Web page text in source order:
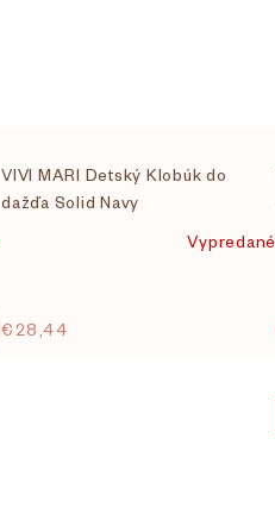
VIVI MARI Detský Klobúk do
dažďa Solid Navy
Vypredané
€28,44